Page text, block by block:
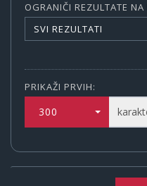
OGRANIČI REZULTATE
SVI REZULTATI
PRIKAŽI PRVIH:
300